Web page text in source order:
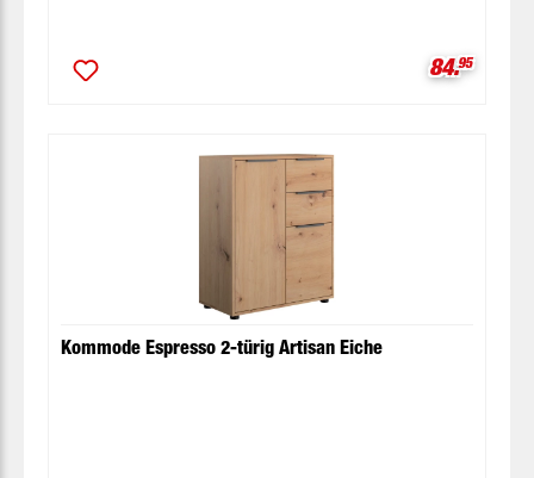
84.95
Kommode Espresso 2-türig Artisan Eiche